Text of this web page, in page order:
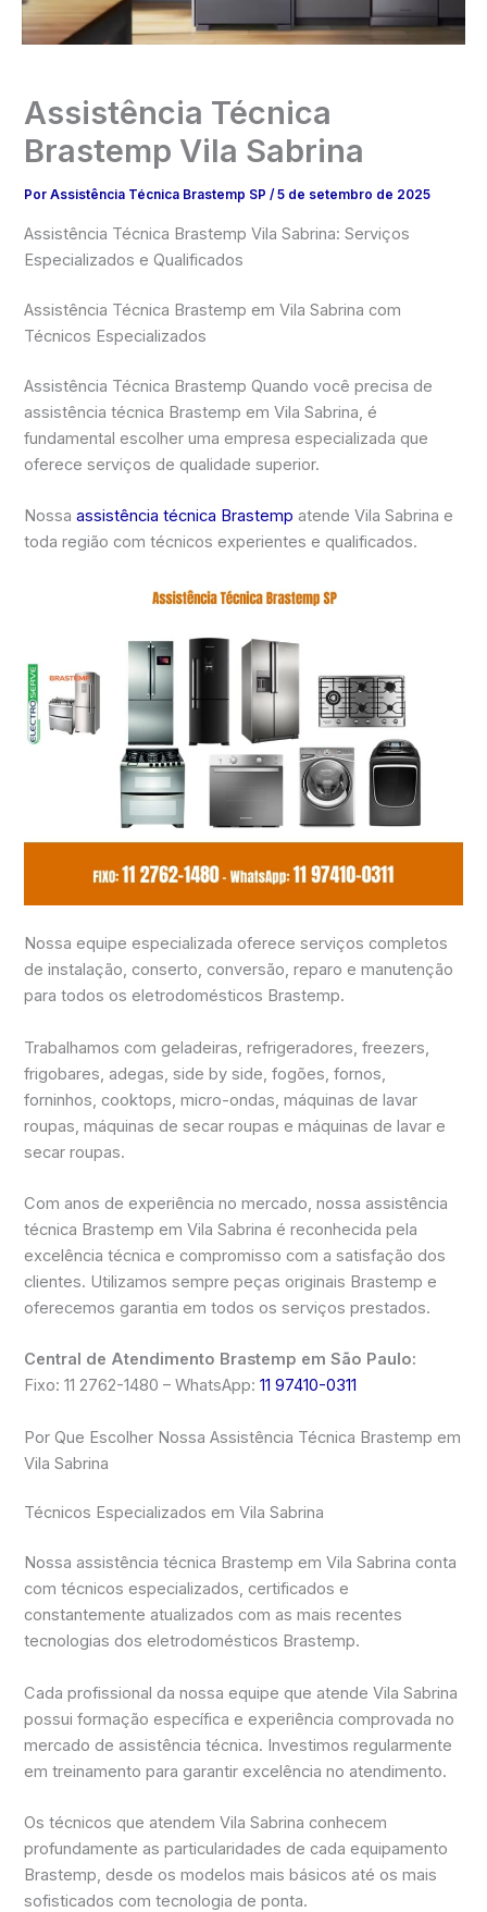
Assistência Técnica
Brastemp Vila Sabrina
PorAssistência Técnica Brastemp SP/5 de setembro de 2025
Assistência Técnica Brastemp Vila Sabrina: Serviços
Especializados e Qualificados
Assistência Técnica Brastemp em Vila Sabrina com
Técnicos Especializados
Assistência Técnica Brastemp Quando você precisa de
assistência técnica Brastemp em Vila Sabrina, é
fundamental escolher uma empresa especializada que
oferece serviços de qualidade superior.
Nossaassistência técnica Brastemp atende Vila Sabrina e
toda região com técnicos experientes e qualificados.
Nossa equipe especializada oferece serviços completos
de instalação, conserto, conversão, reparo e manutenção
para todos os eletrodomésticos Brastemp.
Trabalhamos com geladeiras, refrigeradores, freezers,
frigobares, adegas, side by side, fogões, fornos,
forninhos, cooktops, micro-ondas, máquinas de lavar
roupas, máquinas de secar roupas e máquinas de lavar e
secar roupas.
Com anos de experiência no mercado, nossa assistência
técnica Brastemp em Vila Sabrina é reconhecida pela
excelência técnica e compromisso com a satisfação dos
clientes. Utilizamos sempre peças originais Brastemp e
oferecemos garantia em todos os serviços prestados.
Central de Atendimento Brastemp em São Paulo:
Fixo: 11 2762-1480 – WhatsApp:11 97410-0311
Por Que Escolher Nossa Assistência Técnica Brastemp em
Vila Sabrina
Técnicos Especializados em Vila Sabrina
Nossa assistência técnica Brastemp em Vila Sabrina conta
com técnicos especializados, certificados e
constantemente atualizados com as mais recentes
tecnologias dos eletrodomésticos Brastemp.
Cada profissional da nossa equipe que atende Vila Sabrina
possui formação específica e experiência comprovada no
mercado de assistência técnica. Investimos regularmente
em treinamento para garantir excelência no atendimento.
Os técnicos que atendem Vila Sabrina conhecem
profundamente as particularidades de cada equipamento
Brastemp, desde os modelos mais básicos até os mais
sofisticados com tecnologia de ponta.